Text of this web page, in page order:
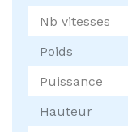
Nb vitesses
Poids
Puissance
Hauteur